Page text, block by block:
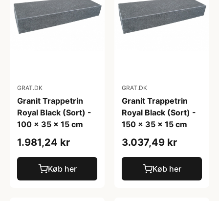
GRAT.DK
Granit Trappetrin
Royal Black (Sort) -
100 x 35 x 15 cm
1.981,24 kr
Køb her
GRAT.DK
Granit Trappetrin
Royal Black (Sort) -
150 x 35 x 15 cm
3.037,49 kr
Køb her